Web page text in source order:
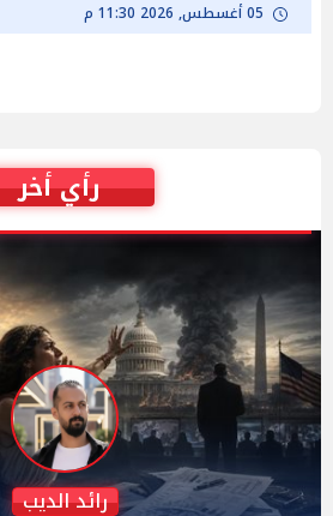
05 أغسطس, 2026 11:30 م
رأي أخر
دكتور نزيه الحكيم